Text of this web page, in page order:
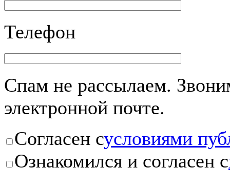
Телефон
Спам не рассылаем.
электронной почте.
Согласен сусловиями
Ознакомился и согласен с